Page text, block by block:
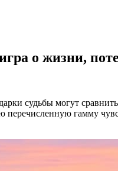
о жизни,
судьбы могут
гамму